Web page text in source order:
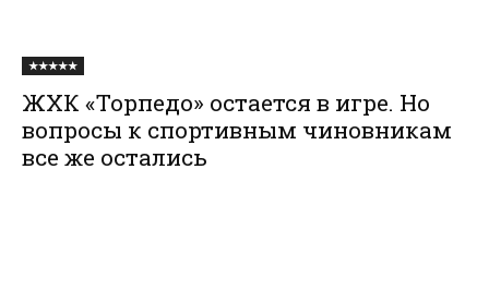
★★★★★
ЖХК «Торпедо» остается в игре. Но
вопросы к спортивным чиновникам
все же остались